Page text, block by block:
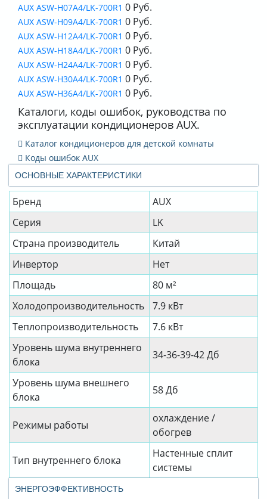
ОСНОВНЫЕ ХАРАКТЕРИСТИКИ
Бренд
AUX
Серия
LK
Страна производитель
Китай
Инвертор
Нет
Площадь
80 м²
Холодопроизводительность
7.9 кВт
Теплопроизводительность
7.6 кВт
Уровень шума внутреннего
блока
34-36-39-42 Дб
Уровень шума внешнего
блока
58 Дб
Режимы работы
охлаждение /
обогрев
Тип внутреннего блока
Настенные сплит
системы
ЭНЕРГОЭФФЕКТИВНОСТЬ
AUX ASW-H07A4/LK-700R1 0 Руб.
AUX ASW-H09A4/LK-700R1 0 Руб.
AUX ASW-H12A4/LK-700R1 0 Руб.
AUX ASW-H18A4/LK-700R1 0 Руб.
AUX ASW-H24A4/LK-700R1 0 Руб.
AUX ASW-H30A4/LK-700R1 0 Руб.
AUX ASW-H36A4/LK-700R1 0 Руб.
Каталоги, коды ошибок, руководства по
эксплуатации кондиционеров AUX.
Каталог кондиционеров для детской комнаты
Коды ошибок AUX